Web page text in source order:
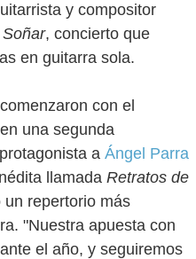
y compositor
, concierto que
en guitarra sola.
con el
una segunda
a Ángel Parra
llamada Retratos de
repertorio más
"Nuestra apuesta con
el año, y seguiremos